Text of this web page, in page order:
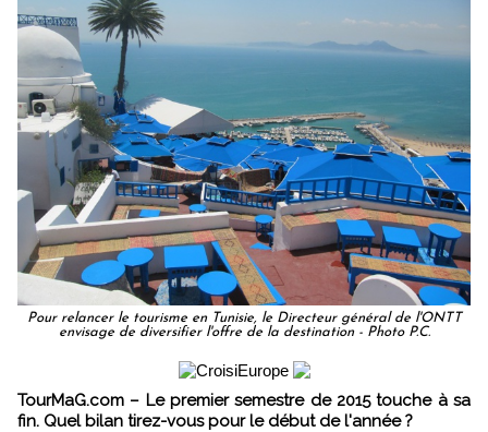
Pour relancer le tourisme en Tunisie, le Directeur général de l'ONTT
envisage de diversifier l'offre de la destination - Photo P.C.
TourMaG.com – Le premier semestre de 2015 touche à sa
fin. Quel bilan tirez-vous pour le début de l'année ?